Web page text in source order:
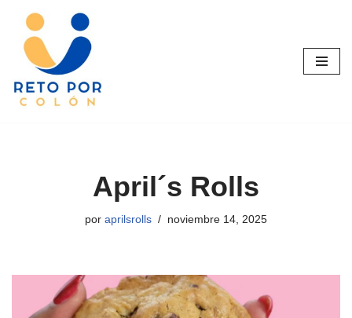
Saltar
contenido
April´s Rolls
por aprilsrolls noviembre 14, 2025